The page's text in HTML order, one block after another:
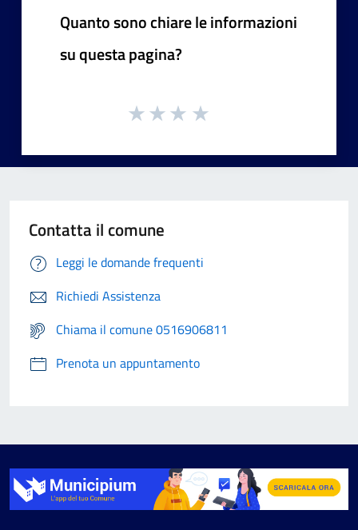
Quanto sono chiare le informazioni
su questa pagina?
Contatta il comune
Leggi le domande frequenti
Richiedi Assistenza
Chiama il comune 0516906811
Prenota un appuntamento